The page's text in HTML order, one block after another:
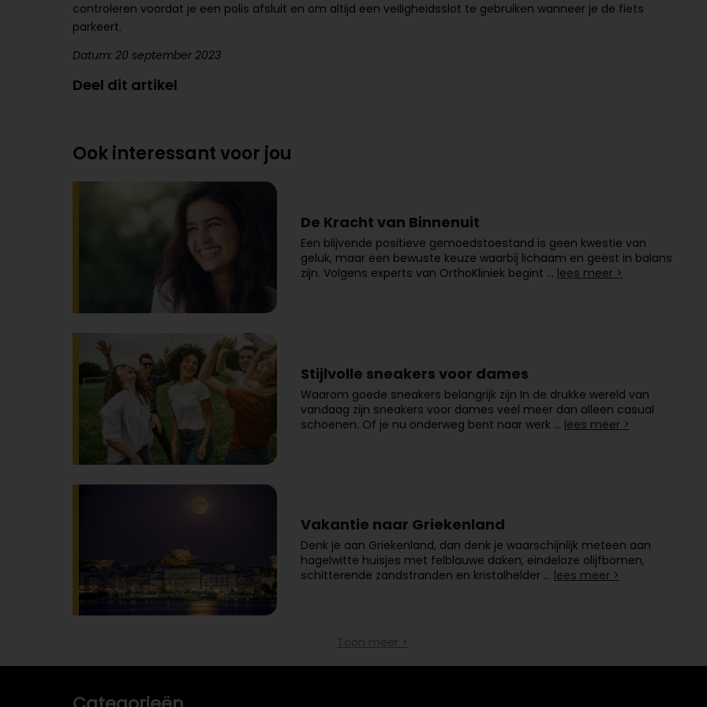
controleren voordat je een polis afsluit en om altijd een veiligheidsslot te gebruiken wanneer je de fiets
parkeert.
Datum: 20 september 2023
Deel dit artikel
Ook interessant voor jou
De Kracht van Binnenuit
Een blijvende positieve gemoedstoestand is geen kwestie van
geluk, maar een bewuste keuze waarbij lichaam en geest in balans
zijn. Volgens experts van OrthoKliniek begint … lees meer >
Stijlvolle sneakers voor dames
Waarom goede sneakers belangrijk zijn In de drukke wereld van
vandaag zijn sneakers voor dames veel meer dan alleen casual
schoenen. Of je nu onderweg bent naar werk … lees meer >
Vakantie naar Griekenland
Denk je aan Griekenland, dan denk je waarschijnlijk meteen aan
hagelwitte huisjes met felblauwe daken, eindeloze olijfbomen,
schitterende zandstranden en kristalhelder … lees meer >
Toon meer >